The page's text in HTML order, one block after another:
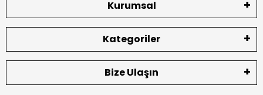
Kurumsal
Kategoriler
Bize Ulaşın